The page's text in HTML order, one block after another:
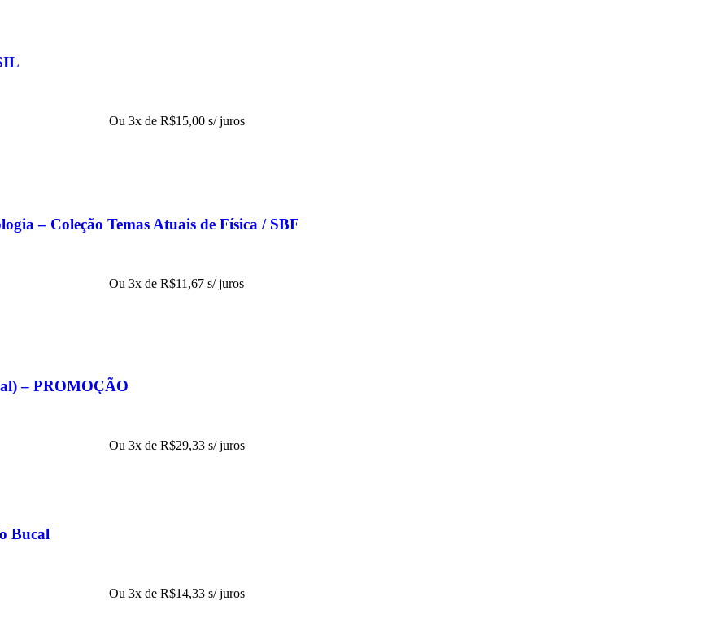
Ou 3x de R$15,00 s/ juros
– Coleção Temas Atuais de Física / SBF
Ou 3x de R$11,67 s/ juros
– PROMOÇÃO
Ou 3x de R$29,33 s/ juros
Bucal
Ou 3x de R$14,33 s/ juros